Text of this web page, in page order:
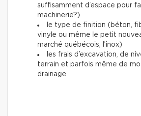
suffisamment d’espace pour
machinerie?)
le type de finition (béton,
vinyle ou même le petit
marché québécois, l’inox)
les frais d’excavation, de
terrain et parfois même de
drainage